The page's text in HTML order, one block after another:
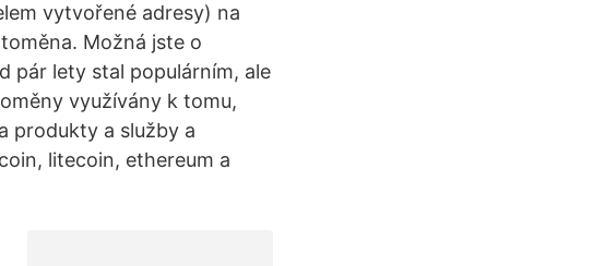
vytvořené adresy) na
Možná jste o
pár lety stal populárním, ale
využívány k tomu,
produkty a služby a
litecoin, ethereum a